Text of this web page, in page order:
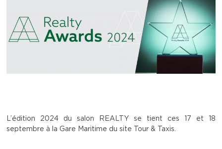
L’édition 2024 du salon REALTY se tient ces 17 et 18
septembre à la Gare Maritime du site Tour & Taxis.